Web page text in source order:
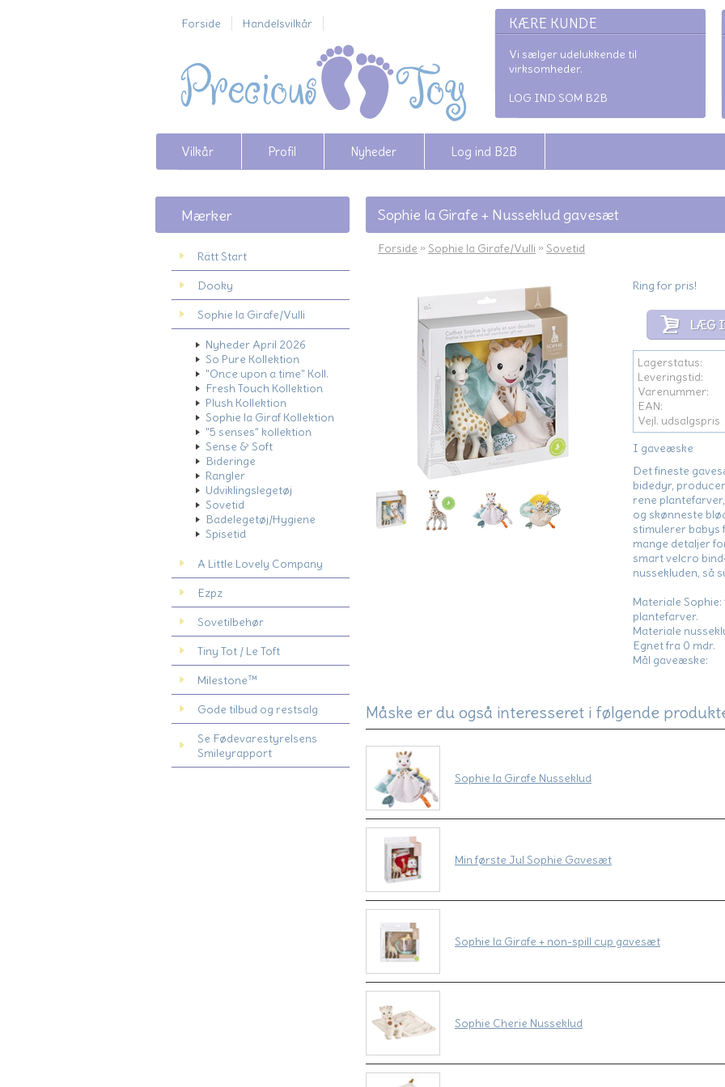
KÆRE KUNDE
Vi sælger udelukkende til
virksomheder.
LOG IND SOM B2B
Forside Handelsvilkår
Vilkår Profil Nyheder Log ind B2B
Mærker
Rätt Start
Dooky
Sophie la Girafe/Vulli
Nyheder April 2026
So Pure Kollektion
"Once upon a time" Koll.
Fresh Touch Kollektion
Plush Kollektion
Sophie la Giraf Kollektion
"5 senses" kollektion
Sense & Soft
Bideringe
Rangler
Udviklingslegetøj
Sovetid
Badelegetøj/Hygiene
Spisetid
A Little Lovely Company
Ezpz
Sovetilbehør
Tiny Tot / Le Toft
Milestone™
Gode tilbud og restsalg
Se Fødevarestyrelsens
Smileyrapport
Sophie la Girafe + Nusseklud gavesæt
Forside » Sophie la Girafe/Vulli » Sovetid
Ring for pris!
Lagerstatus:
Leveringstid:
Varenummer:
EAN:
Vejl. udsalgspris
I gaveæske
Det fineste
bidedyr,
rene
og skønneste
stimulerer babys
mange detaljer
smart velcro
nussekluden, så
Materiale
plantefarver.
Materiale
Egnet fra 0 mdr.
Mål gaveæske:
Måske er du også interesseret i følgende
Sophie la Girafe Nusseklud
Min første Jul Sophie Gavesæt
Sophie la Girafe + non-spill cup gavesæt
Sophie Cherie Nusseklud